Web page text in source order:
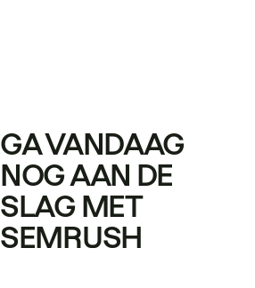
GA VANDAAG
NOG AAN DE
SLAG MET
SEMRUSH